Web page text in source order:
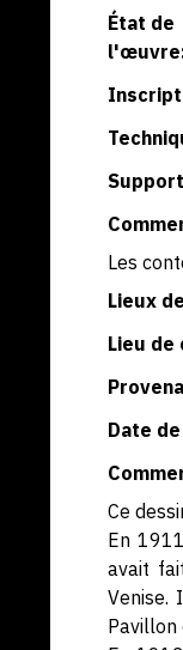
État de
Les
Lieux
Lieu de
Date
Ce
En
avait
Venise.
Pavillon